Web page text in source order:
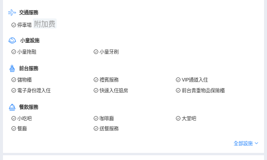
交通服務
停車場 附加费
小童設施
小童拖鞋 小童牙刷
前台服務
儲物櫃 禮賓服務
VIP通道入住
電子身份證入住
快速入住退房 前台貴重物品保險櫃
餐飲服務
小吃吧 咖啡廳
大堂吧
餐廳
送餐服務
全部設施